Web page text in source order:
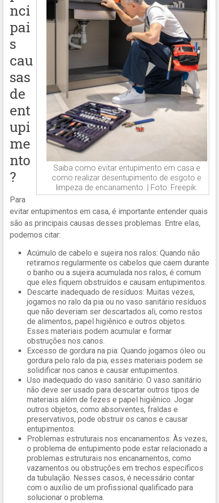
Saiba como evitar entupimento em casa e
como realizar desentupimento de esgoto e
limpeza de encanamento. | Foto: Freepik.
nci
pai
s
cau
sas
de
ent
upi
me
nto
?
Para
evitar entupimentos em casa, é importante entender quais
são as principais causas desses problemas. Entre elas,
podemos citar:
Acúmulo de cabelo e sujeira nos ralos: Quando não
retiramos regularmente os cabelos que caem durante
o banho ou a sujeira acumulada nos ralos, é comum
que eles fiquem obstruídos e causam entupimentos.
Descarte inadequado de resíduos: Muitas vezes,
jogamos no ralo da pia ou no vaso sanitário resíduos
que não deveriam ser descartados ali, como restos
de alimentos, papel higiênico e outros objetos.
Esses materiais podem acumular e formar
obstruções nos canos.
Excesso de gordura na pia: Quando jogamos óleo ou
gordura pelo ralo da pia, esses materiais podem se
solidificar nos canos e causar entupimentos.
Uso inadequado do vaso sanitário: O vaso sanitário
não deve ser usado para descartar outros tipos de
materiais além de fezes e papel higiênico. Jogar
outros objetos, como absorventes, fraldas e
preservativos, pode obstruir os canos e causar
entupimentos.
Problemas estruturais nos encanamentos: Às vezes,
o problema de entupimento pode estar relacionado a
problemas estruturais nos encanamentos, como
vazamentos ou obstruções em trechos específicos
da tubulação. Nesses casos, é necessário contar
com o auxílio de um profissional qualificado para
solucionar o problema.